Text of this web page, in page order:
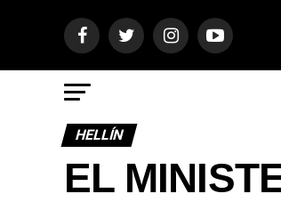
HELLÍN
EL